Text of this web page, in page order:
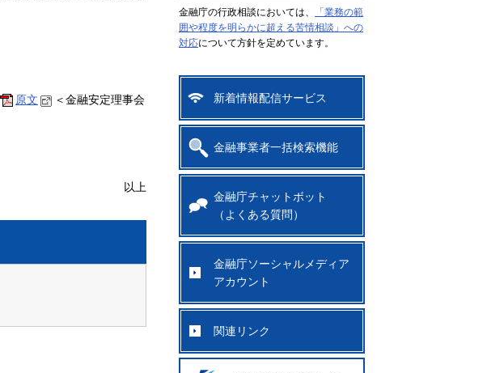
原文
＜金融安定理事会
以上
金融庁の行政相談においては、
「業務の範
囲や程度を明らかに超える苦情相談」への
対応について方針を定めています。
新着情報配信サービス
金融事業者一括検索機能
金融庁チャットボット
（よくある質問）
金融庁ソーシャルメディア
アカウント
関連リンク